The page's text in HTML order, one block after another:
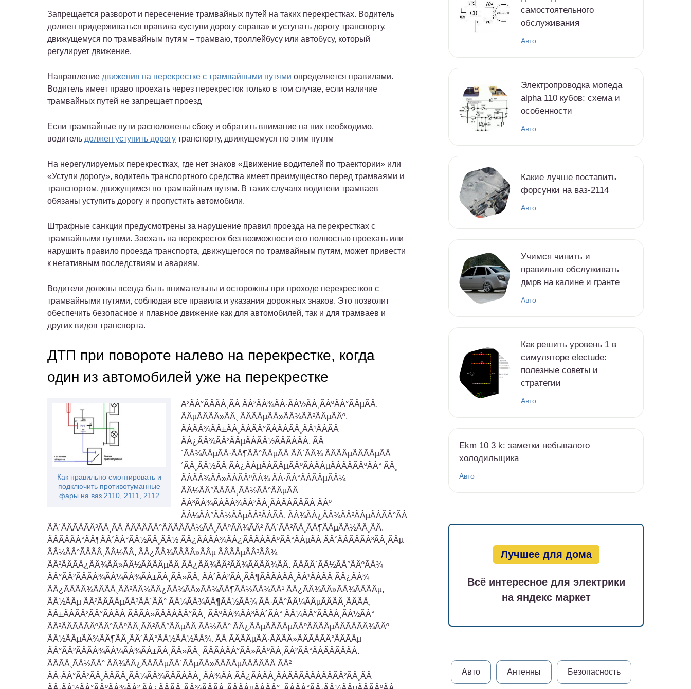
Запрещается разворот и пересечение трамвайных путей на таких перекрестках. Водитель
должен придерживаться правила «уступи дорогу справа» и уступать дорогу транспорту,
движущемуся по трамвайным путям – трамваю, троллейбусу или автобусу, который
регулирует движение.
Направление движения на перекрестке с трамвайными путями определяется правилами.
Водитель имеет право проехать через перекресток только в том случае, если наличие
трамвайных путей не запрещает проезд
Если трамвайные пути расположены сбоку и обратить внимание на них необходимо,
водитель должен уступить дорогу транспорту, движущемуся по этим путям
На нерегулируемых перекрестках, где нет знаков «Движение водителей по траектории» или
«Уступи дорогу», водитель транспортного средства имеет преимущество перед трамваями и
транспортом, движущимся по трамвайным путям. В таких случаях водители трамваев
обязаны уступить дорогу и пропустить автомобили.
Штрафные санкции предусмотрены за нарушение правил проезда на перекрестках с
трамвайными путями. Заехать на перекресток без возможности его полностью проехать или
нарушить правило проезда транспорта, движущегося по трамвайным путям, может привести
к негативным последствиям и авариям.
Водители должны всегда быть внимательны и осторожны при проходе перекрестков с
трамвайными путями, соблюдая все правила и указания дорожных знаков. Это позволит
обеспечить безопасное и плавное движение как для автомобилей, так и для трамваев и
других видов транспорта.
ДТП при повороте налево на перекрестке, когда
один из автомобилей уже на перекрестке
Как правильно смонтировать и
подключить противотуманные
фары на ваз 2110, 2111, 2112
А²ÃÂ°ÃÂÃÂ¸ÃÂ ÃÂ²ÃÂ¾ÃÂ·ÃÂ½ÃÂ¸ÃÂºÃÂ°ÃÂµÃÂ,
ÃÂµÃÂÃÂ»ÃÂ¸ ÃÂÃÂµÃÂ»ÃÂ¾ÃÂ²ÃÂµÃÂº,
ÃÂÃÂ¾ÃÂ±ÃÂ¸ÃÂÃÂ°ÃÂÃÂÃÂ¸ÃÂ¹ÃÂÃÂ
ÃÂ¿ÃÂ¾ÃÂ²ÃÂµÃÂÃÂ½ÃÂÃÂÃÂ, ÃÂ
´ÃÂ¾ÃÂµÃÂ·ÃÂ¶ÃÂ°ÃÂµÃÂ ÃÂ´ÃÂ¾ ÃÂÃÂµÃÂÃÂµÃÂ
´ÃÂ¸ÃÂ½ÃÂ ÃÂ¿ÃÂµÃÂÃÂµÃÂºÃÂÃÂµÃÂÃÂÃÂºÃÂ° ÃÂ¸
ÃÂÃÂ¾ÃÂ»ÃÂÃÂºÃÂ¾ ÃÂ·ÃÂ°ÃÂÃÂµÃÂ¼
ÃÂ½ÃÂ°ÃÂÃÂ¸ÃÂ½ÃÂ°ÃÂµÃÂ
ÃÂ³ÃÂ¾ÃÂÃÂ¾ÃÂ²ÃÂ¸ÃÂÃÂÃÂÃÂ ÃÂº
ÃÂ¼ÃÂ°ÃÂ½ÃÂµÃÂ²ÃÂÃÂ, ÃÂ¾ÃÂ¿ÃÂ¾ÃÂ²ÃÂµÃÂÃÂ°ÃÂ
ÃÂ´ÃÂÃÂÃÂ³ÃÂ¸ÃÂ ÃÂÃÂÃÂ°ÃÂÃÂÃÂ½ÃÂ¸ÃÂºÃÂ¾ÃÂ² ÃÂ´ÃÂ²ÃÂ¸ÃÂ¶ÃÂµÃÂ½ÃÂ¸ÃÂ.
ÃÂÃÂÃÂ°ÃÂ¶ÃÂ´ÃÂ°ÃÂ½ÃÂ¸ÃÂ½ ÃÂ¿ÃÂÃÂ¾ÃÂ¿ÃÂÃÂÃÂºÃÂ°ÃÂµÃÂ ÃÂ´ÃÂÃÂÃÂ³ÃÂ¸ÃÂµ
ÃÂ¼ÃÂ°ÃÂÃÂ¸ÃÂ½ÃÂ, ÃÂ¿ÃÂ¾ÃÂÃÂ»ÃÂµ ÃÂÃÂµÃÂ³ÃÂ¾
ÃÂ²ÃÂÃÂ¿ÃÂ¾ÃÂ»ÃÂ½ÃÂÃÂµÃÂ ÃÂ¿ÃÂ¾ÃÂ²ÃÂ¾ÃÂÃÂ¾ÃÂ. ÃÂÃÂ´ÃÂ½ÃÂ°ÃÂºÃÂ¾
ÃÂ°ÃÂ²ÃÂÃÂ¾ÃÂ¼ÃÂ¾ÃÂ±ÃÂ¸ÃÂ»ÃÂ, ÃÂ´ÃÂ²ÃÂ¸ÃÂ¶ÃÂÃÂÃÂ¸ÃÂ¹ÃÂÃÂ ÃÂ¿ÃÂ¾
ÃÂ¿ÃÂÃÂ¾ÃÂÃÂ¸ÃÂ²ÃÂ¾ÃÂ¿ÃÂ¾ÃÂ»ÃÂ¾ÃÂ¶ÃÂ½ÃÂ¾ÃÂ¹ ÃÂ¿ÃÂ¾ÃÂ»ÃÂ¾ÃÂÃÂµ,
ÃÂ½ÃÂµ ÃÂ²ÃÂÃÂµÃÂ³ÃÂ´ÃÂ° ÃÂ¼ÃÂ¾ÃÂ¶ÃÂ½ÃÂ¾ ÃÂ·ÃÂ°ÃÂ¼ÃÂµÃÂÃÂ¸ÃÂÃÂ,
ÃÂ±ÃÂÃÂ²ÃÂ°ÃÂÃÂ ÃÂÃÂ»ÃÂÃÂÃÂ°ÃÂ¸ ÃÂºÃÂ¾ÃÂ³ÃÂ´ÃÂ° ÃÂ¼ÃÂ°ÃÂÃÂ¸ÃÂ½ÃÂ°
ÃÂ²ÃÂÃÂÃÂºÃÂ°ÃÂºÃÂ¸ÃÂ²ÃÂ°ÃÂµÃÂ ÃÂ½ÃÂ° ÃÂ¿ÃÂµÃÂÃÂµÃÂºÃÂÃÂµÃÂÃÂÃÂ¾ÃÂº
ÃÂ½ÃÂµÃÂ¾ÃÂ¶ÃÂ¸ÃÂ´ÃÂ°ÃÂ½ÃÂ½ÃÂ¾. ÃÂ ÃÂÃÂµÃÂ·ÃÂÃÂ»ÃÂÃÂÃÂ°ÃÂÃÂµ
ÃÂ°ÃÂ²ÃÂÃÂ¾ÃÂ¼ÃÂ¾ÃÂ±ÃÂ¸ÃÂ»ÃÂ¸ ÃÂÃÂÃÂ°ÃÂ»ÃÂºÃÂ¸ÃÂ²ÃÂ°ÃÂÃÂÃÂÃÂ.
ÃÂÃÂ¸ÃÂ½ÃÂ° ÃÂ¾ÃÂ¿ÃÂÃÂµÃÂ´ÃÂµÃÂ»ÃÂÃÂµÃÂÃÂÃÂ ÃÂ²
ÃÂ·ÃÂ°ÃÂ²ÃÂ¸ÃÂÃÂ¸ÃÂ¼ÃÂ¾ÃÂÃÂÃÂ¸ ÃÂ¾ÃÂ ÃÂ¿ÃÂÃÂ¸ÃÂÃÂÃÂÃÂÃÂÃÂ²ÃÂ¸ÃÂ
самостоятельного
обслуживания
Авто
Электропроводка мопеда
alpha 110 кубов: схема и
особенности
Авто
Какие лучше поставить
форсунки на ваз-2114
Авто
Учимся чинить и
правильно обслуживать
дмрв на калине и гранте
Авто
Как решить уровень 1 в
симуляторе electude:
полезные советы и
стратегии
Авто
Ekm 10 3 k: заметки небывалого
холодильщика
Авто
Лучшее для дома
Всё интересное для электрики
на яндекс маркет
Авто Антенны Безопасность